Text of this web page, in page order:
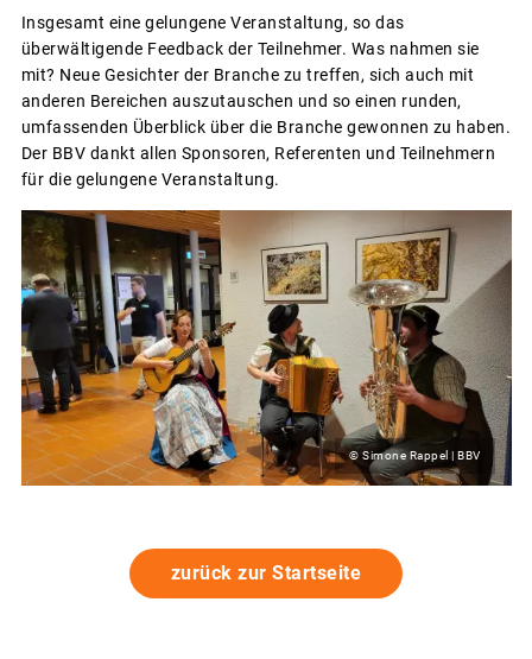
Insgesamt eine gelungene Veranstaltung, so das
überwältigende Feedback der Teilnehmer. Was nahmen sie
mit? Neue Gesichter der Branche zu treffen, sich auch mit
anderen Bereichen auszutauschen und so einen runden,
umfassenden Überblick über die Branche gewonnen zu haben.
Der BBV dankt allen Sponsoren, Referenten und Teilnehmern
für die gelungene Veranstaltung.
© Simone Rappel | BBV
zurück zur Startseite